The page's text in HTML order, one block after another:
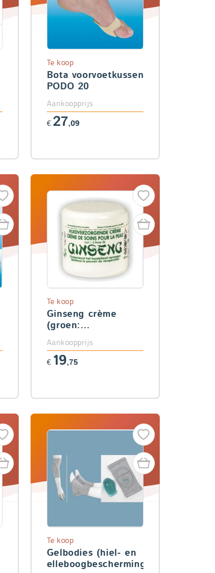
Bota voorvoetkussen
PODO 20
Te koop
Aankoopprijs
€ 27,09
Ginseng crème
(groen:
Te koop
Aankoopprijs
€ 19,75
Gelbodies (hiel- en
elleboogbescherming)
Te koop